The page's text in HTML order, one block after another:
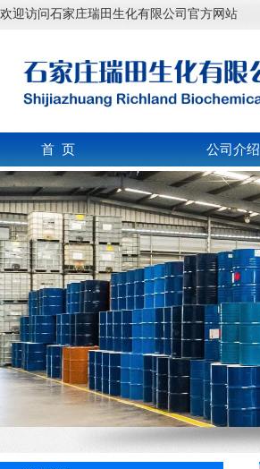
欢迎访问石家庄瑞田生化有限公司官方网站
首 页 公司介绍